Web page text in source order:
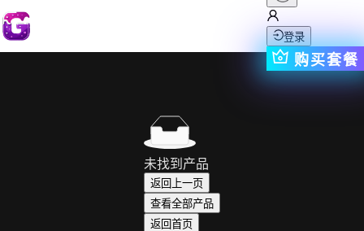
登录
购买套餐
未找到产品
返回上一页
查看全部产品
返回首页